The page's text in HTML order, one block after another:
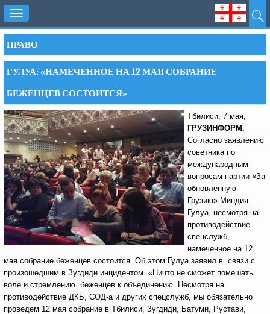
Toggle
navigation
ПРАВО
ГУЛУА: «НАМЕЧЕННОЕ НА 12 МАЯ СОБРАНИЕ
БЕЖЕНЦЕВ СОСТОИТСЯ»
Тбилиси, 7 мая,
ГРУЗИНФОРМ.
Согласно заявлению
советника по
международным
вопросам партии «За
обновленную
Грузию» Миндия
Гулуа, несмотря на
противодействие
спецслужб,
намеченное на 12
мая собрание беженцев состоится. Об этом Гулуа заявил в связи с
произошедшим в Зугдиди инцидентом. «Ничто не сможет помешать
воле и стремлению беженцев к объединению. Несмотря на
противодействие ДКБ, СОД-а и других спецслужб, мы обязательно
проведем 12 мая собрание в Тбилиси, Зугдиди, Батуми, Рустави,